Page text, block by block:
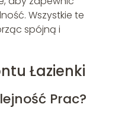
Wszystkie te
spójną i
Łazienki
Prac?